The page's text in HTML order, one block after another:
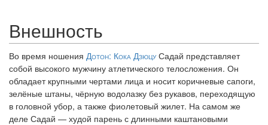
Внешность
Во время ношения Дотон: Кока ДзюцуСадай представляет
собой высокого мужчину атлетического телосложения. Он
обладает крупными чертами лица и носит коричневые сапоги,
зелёные штаны, чёрную водолазку без рукавов, переходящую
в головной убор, а также фиолетовый жилет. На самом же
деле Садай — худой парень с длинными каштановыми